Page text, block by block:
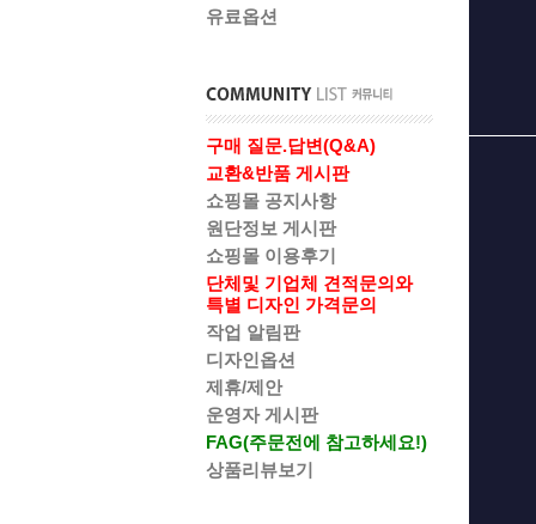
유료옵션
구매 질문.답변(Q&A)
교환&반품 게시판
쇼핑몰 공지사항
원단정보 게시판
쇼핑몰 이용후기
단체및 기업체 견적문의와
특별 디자인 가격문의
작업 알림판
디자인옵션
제휴/제안
운영자 게시판
FAG(주문전에 참고하세요!)
상품리뷰보기